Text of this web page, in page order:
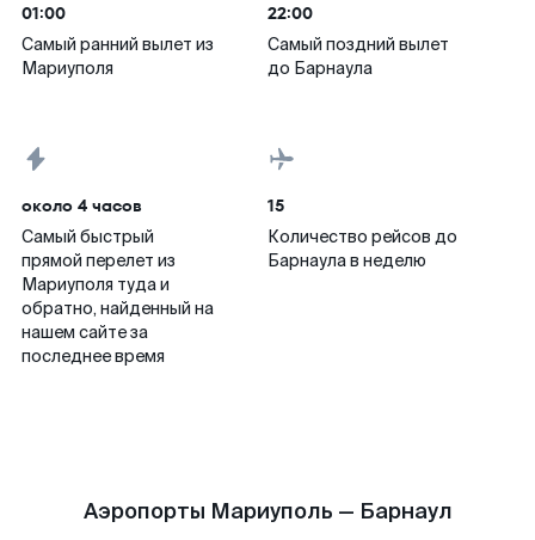
01:00
Самый ранний вылет из
Мариуполя
22:00
Самый поздний вылет
до Барнаула
около 4 часов
Самый быстрый
прямой перелет из
Мариуполя туда и
обратно, найденный на
нашем сайте за
последнее время
15
Количество рейсов до
Барнаула в неделю
Аэропорты Мариуполь — Барнаул